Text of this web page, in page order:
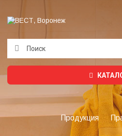
Продукция